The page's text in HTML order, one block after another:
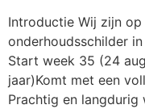
Introductie Wij zijn
onderhoudsschilder
Start week 35 (24
jaar)Komt met een
Prachtig en langdurig